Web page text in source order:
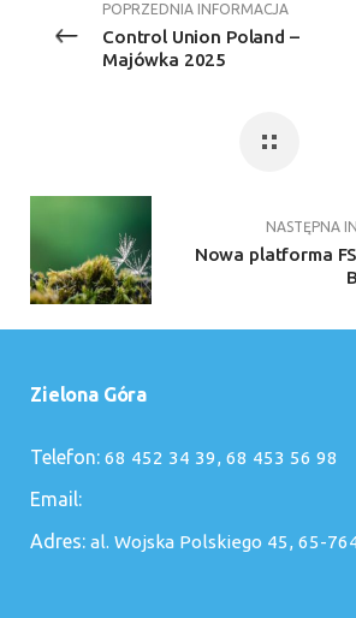
POPRZEDNIA INFORMACJA
Control Union Poland –
Majówka 2025
NASTĘPNA
Nowa platforma
Zielona Góra
Telefon: 68 452 34 39, 68 453 56 98
Email:
Adres: al. Wojska Polskiego 45, 65-